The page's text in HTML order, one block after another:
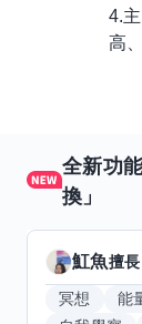
4.
高
全新功
換」
魟魚擅
冥想 能